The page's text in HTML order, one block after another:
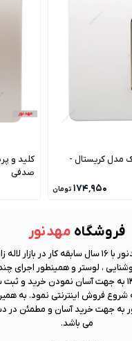
مدل کریستال -
۱۷۴٬۹۵۰ تومان
کلید و
صدفی
فروشگاه مهد نور
با 16 سال سابقه کار در بازار
، لوستر و همینطور اجرای
ساختمانی ، در سال 1402 به جهت آسان نمودن
شروع فروش اینترنتی نمود. به
به جهت خرید آسان و مطمئن در
می باشد.